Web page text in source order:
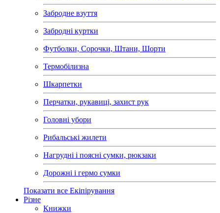
Забродне взуття
Забродні куртки
Футболки, Сорочки, Штани, Шорти
Термобілизна
Шкарпетки
Перчатки, рукавиці, захист рук
Головні убори
Рибальські жилети
Нагрудні і поясні сумки, рюкзаки
Дорожні і гермо сумки
Показати все Екіпірування
Різне
Книжки